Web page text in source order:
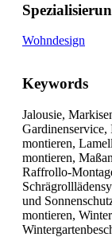
Wohndesign
Keywords
Jalousie,
Gardinenservice,
montieren,
montieren,
Raffrollo-
und
montieren,